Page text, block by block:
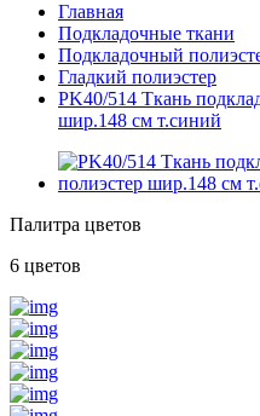
Главная
Подкладочные ткани
Подкладочный
Гладкий полиэстер
PK40/514 Ткань
шир.148 см т.синий
Палитра цветов
6 цветов